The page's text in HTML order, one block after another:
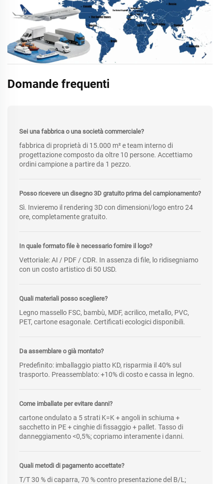
Domande frequenti
Sei una fabbrica o una società commerciale?
fabbrica di proprietà di 15.000 m² e team interno di
progettazione composto da oltre 10 persone. Accettiamo
ordini campione a partire da 1 pezzo.
Posso ricevere un disegno 3D gratuito prima del campionamento?
Sì. Invieremo il rendering 3D con dimensioni/logo entro 24
ore, completamente gratuito.
In quale formato file è necessario fornire il logo?
Vettoriale: AI / PDF / CDR. In assenza di file, lo ridisegniamo
con un costo artistico di 50 USD.
Quali materiali posso scegliere?
Legno massello FSC, bambù, MDF, acrilico, metallo, PVC,
PET, cartone esagonale. Certificati ecologici disponibili.
Da assemblare o già montato?
Predefinito: imballaggio piatto KD, risparmia il 40% sul
trasporto. Preassemblato: +10% di costo e cassa in legno.
Come imballate per evitare danni?
cartone ondulato a 5 strati K=K + angoli in schiuma +
sacchetto in PE + cinghie di fissaggio + pallet. Tasso di
danneggiamento <0,5%; copriamo interamente i danni.
Quali metodi di pagamento accettate?
T/T 30 % di caparra, 70 % contro presentazione del B/L;